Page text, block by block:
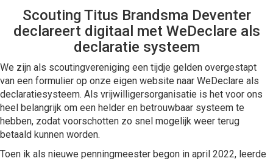
Scouting Titus Brandsma Deventer
declareert digitaal met WeDeclare als
declaratie systeem
We zijn als scoutingvereniging een tijdje gelden overgestapt
van een formulier op onze eigen website naar WeDeclare als
declaratiesysteem. Als vrijwilligersorganisatie is het voor ons
heel belangrijk om een helder en betrouwbaar systeem te
hebben, zodat voorschotten zo snel mogelijk weer terug
betaald kunnen worden.
Toen ik als nieuwe penningmeester begon in april 2022, leerde